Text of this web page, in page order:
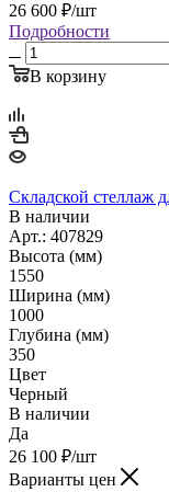
26 600 ₽/шт
Подробности
В корзину
Складской стеллаж
В наличии
Арт.: 407829
Высота (мм)
1550
Ширина (мм)
1000
Глубина (мм)
350
Цвет
Черный
В наличии
Да
26 100 ₽/шт
Варианты цен